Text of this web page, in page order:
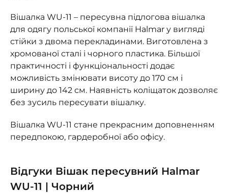
Вішалка WU-11 – пересувна підлогова вішалка
для одягу польської компанії Halmar у вигляді
стійки з двома перекладинами. Виготовлена з
хромованої сталі і чорного пластика. Більшої
практичності і функціональності додає
можливість змінювати висоту до 170 см і
ширину до 142 см. Наявність коліщаток дозволяє
без зусиль пересувати вішалку.
Вішалка WU-11 стане прекрасним доповненням
передпокою, гардеробної або офісу.
Відгуки Вішак пересувний Halmar
WU-11 | Чорний